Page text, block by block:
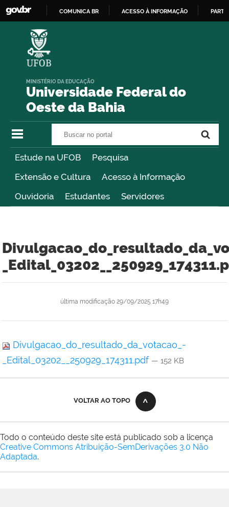
COMUNICA BR ACESSO À INFORMAÇÃO
Universidade Federal do
Oeste da Bahia
MINISTÉRIO DA EDUCAÇÃO
Estude na UFOB
Pesquisa
Extensão e Cultura
Acesso à Informação
Ouvidoria
Estudantes Servidores
última modificação 29/09/2025 17h49
Divulgacao_do_resultado_da_votacao_-
_Edital_03202__250929_174311.pdf — 152 KB
VOLTAR AO TOPO
Todo o conteúdo deste site está publicado sob a licença
Creative Commons Atribuição-SemDerivações 3.0 Não
Adaptada.